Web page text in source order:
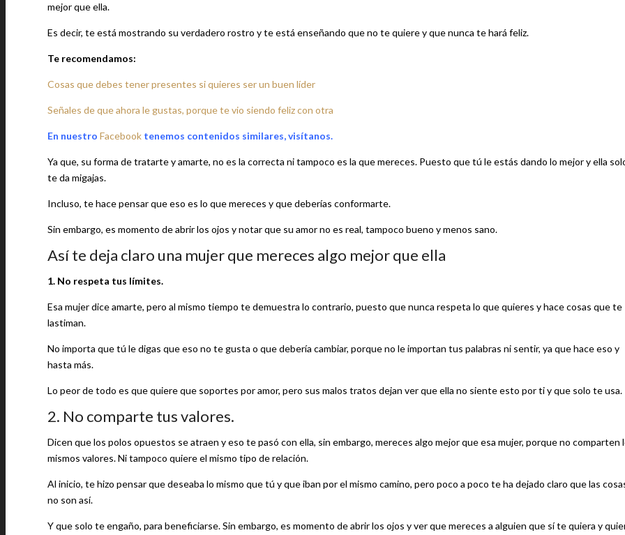
mejor que ella.
Es decir, te está mostrando su verdadero rostro y te está enseñando que no te quiere y que nunca te hará feliz.
Te recomendamos:
Cosas que debes tener presentes si quieres ser un buen líder
Señales de que ahora le gustas, porque te vio siendo feliz con otra
En nuestro Facebook tenemos contenidos similares, visítanos.
Ya que, su forma de tratarte y amarte, no es la correcta ni tampoco es la que mereces. Puesto que tú le estás dando lo mejor y ella
te da migajas.
Incluso, te hace pensar que eso es lo que mereces y que deberías conformarte.
Sin embargo, es momento de abrir los ojos y notar que su amor no es real, tampoco bueno y menos sano.
Así te deja claro una mujer que mereces algo mejor que ella
1. No respeta tus límites.
Esa mujer dice amarte, pero al mismo tiempo te demuestra lo contrario, puesto que nunca respeta lo que quieres y hace cosas que te
lastiman.
No importa que tú le digas que eso no te gusta o que debería cambiar, porque no le importan tus palabras ni sentir, ya que hace eso y
hasta más.
Lo peor de todo es que quiere que soportes por amor, pero sus malos tratos dejan ver que ella no siente esto por ti y que solo te usa.
2. No comparte tus valores.
Dicen que los polos opuestos se atraen y eso te pasó con ella, sin embargo, mereces algo mejor que esa mujer, porque no comparten
mismos valores. Ni tampoco quiere el mismo tipo de relación.
Al inicio, te hizo pensar que deseaba lo mismo que tú y que iban por el mismo camino, pero poco a poco te ha dejado claro que las
no son así.
Y que solo te engaño, para beneficiarse. Sin embargo, es momento de abrir los ojos y ver que mereces a alguien que sí te quiera y